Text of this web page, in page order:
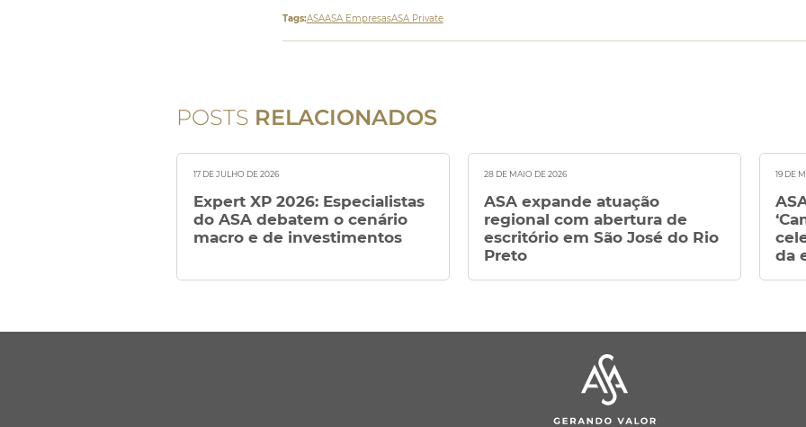
Tags:ASAASA EmpresasASA Private
POSTS RELACIONADOS
17 DE JULHO DE 2026
Expert XP 2026: Especialistas
do ASA debatem o cenário
macro e de investimentos
28 DE MAIO DE 2026
ASA expande atuação
regional com abertura de
escritório em São José do Rio
Preto
19 DE
da